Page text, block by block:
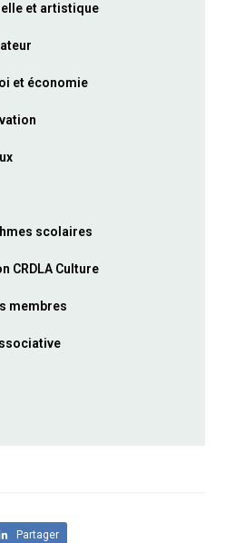
et artistique
et économie
scolaires
CRDLA Culture
membres
Partager